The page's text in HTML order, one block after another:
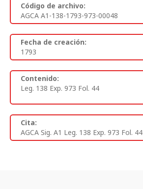
Código de archivo:
AGCA A1-138-1793-973-00048
Fecha de creación:
1793
Contenido:
Leg. 138 Exp. 973 Fol. 44
Cita:
AGCA Sig. A1 Leg. 138 Exp. 973 Fol. 44